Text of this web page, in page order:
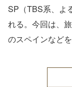
SP（TBS系、よ
れる。今回は、
のスペインなどを